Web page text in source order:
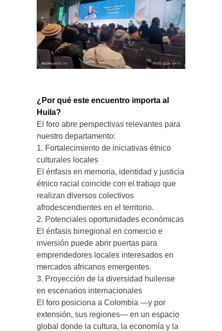
¿Por qué este encuentro importa al
Huila?
El foro abre perspectivas relevantes para
nuestro departamento:
1. Fortalecimiento de iniciativas étnico
culturales locales
El énfasis en memoria, identidad y justicia
étnico racial coincide con el trabajo que
realizan diversos colectivos
afrodescendientes en el territorio.
2. Potenciales oportunidades económicas
El énfasis birregional en comercio e
inversión puede abrir puertas para
emprendedores locales interesados en
mercados africanos emergentes.
3. Proyección de la diversidad huilense
en escenarios internacionales
El foro posiciona a Colombia —y por
extensión, sus regiones— en un espacio
global donde la cultura, la economía y la